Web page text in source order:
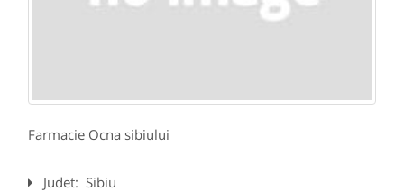
Farmacie Ocna sibiului
Judet: Sibiu